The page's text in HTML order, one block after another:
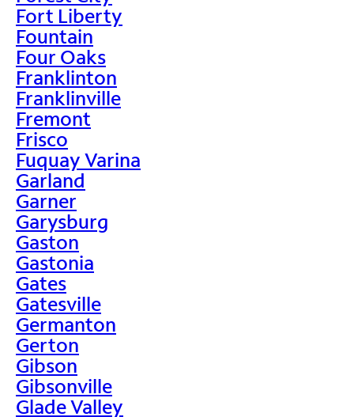
Fort Liberty
Fountain
Four Oaks
Franklinton
Franklinville
Fremont
Frisco
Fuquay Varina
Garland
Garner
Garysburg
Gaston
Gastonia
Gates
Gatesville
Germanton
Gerton
Gibson
Gibsonville
Glade Valley